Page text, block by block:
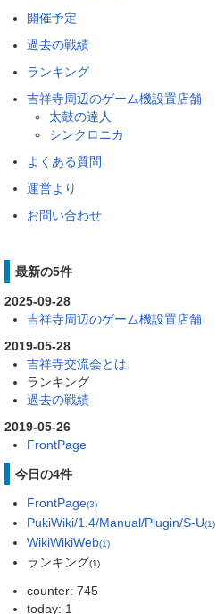
開催予定
過去の戦績
ランキング
吉祥寺周辺のゲーム機設置店舗
太鼓の達人
シンクロニカ
よくある質問
運営より
お問い合わせ
最新の5件
2025-09-28
吉祥寺周辺のゲーム機設置店舗
2019-05-28
吉祥寺交流会とは
ランキング
過去の戦績
2019-05-26
FrontPage
今日の4件
FrontPage(3)
PukiWiki/1.4/Manual/Plugin/S-U(1)
WikiWikiWeb(1)
ランキング(1)
counter: 745
today: 1